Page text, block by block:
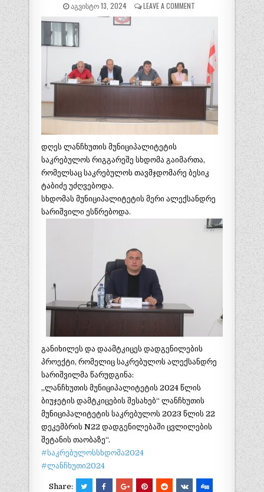
ᲐᲒᲕᲘᲡᲢᲝ 13, 2024 LEAVE A COMMENT
დღეს ლანჩხუთის მუნიციპალიტეტის
საკრებულოს რიგგარეშე სხდომა გაიმართა,
რომელსაც საკრებულოს თავმჯდომარე ბესიკ
ტაბიძე უძღვებოდა.
სხდომას მუნიციპალიტეტის მერი ალექსანდრე
სარიშვილი ესწრებოდა.
განიხილეს და დაამტკიცეს დადგენილების
პროექტი, რომელიც საკრებულოს ალექსანდრე
სარიშვილმა წარუდგინა:
„ლანჩხუთის მუნიციპალიტეტის 2024 წლის
ბიუჯეტის დამტკიცების შესახებ“ ლანჩხუთის
მუნიციპალიტეტის საკრებულოს 2023 წლის 22
დეკემბრის N22 დადგენილებაში ცვლილების
შეტანის თაობაზე“.
#საკრებულოსსხდომა2024
#ლანჩხუთი2024
Share: